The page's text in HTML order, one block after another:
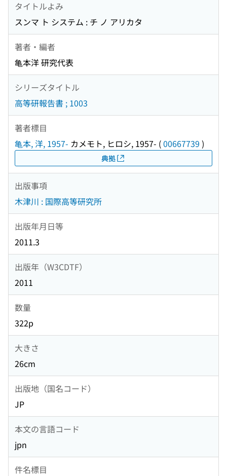
タイトルよみ
スンマ ト システム : チ ノ アリカタ
著者・編者
亀本洋 研究代表
シリーズタイトル
高等研報告書 ; 1003
著者標目
亀本, 洋, 1957- カメモト, ヒロシ, 1957- (00667739 )
典拠
出版事項
木津川 : 国際高等研究所
出版年月日等
2011.3
出版年（W3CDTF）
2011
数量
322p
大きさ
26cm
出版地（国名コード）
JP
本文の言語コード
jpn
件名標目